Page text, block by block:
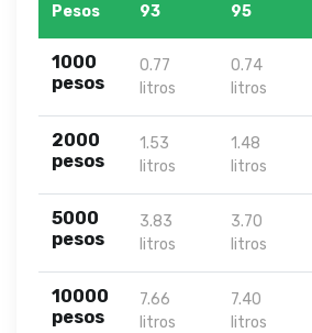
Pesos
93
95
1000
pesos
0.77
litros
0.74
litros
2000
pesos
1.53
litros
1.48
litros
5000
pesos
3.83
litros
3.70
litros
10000
pesos
7.66
litros
7.40
litros